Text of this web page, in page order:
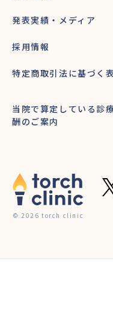
発表実績・メディア
採用情報
特定商取引法に基づく
当院で算定している診
酬のご案内
© 2026 torch clinic